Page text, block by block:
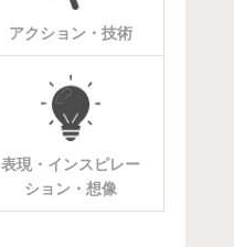
アクション・技術
表現・インスピレー
ション・想像